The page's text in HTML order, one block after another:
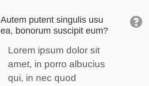
Autem putent singulis usu
ea, bonorum suscipit eum?
Lorem ipsum dolor sit
amet, in porro albucius
qui, in nec quod